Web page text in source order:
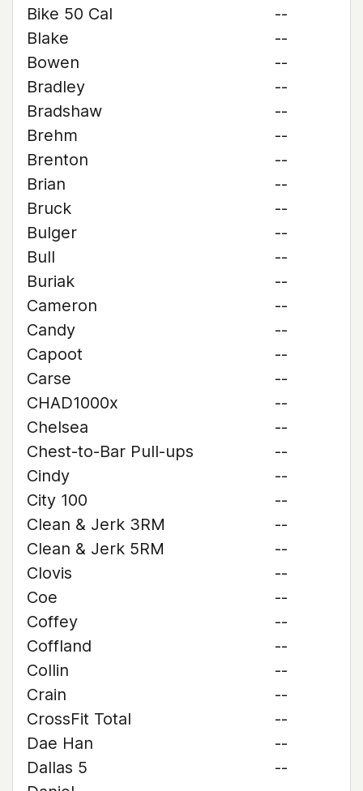
Bike 50 Cal
--
Blake
--
Bowen
--
Bradley
--
Bradshaw
--
Brehm
--
Brenton
--
Brian
--
Bruck
--
Bulger
--
Bull
--
Buriak
--
Cameron
--
Candy
--
Capoot
--
Carse
--
CHAD1000x
--
Chelsea
--
Chest-to-Bar Pull-ups
--
Cindy
--
City 100
--
Clean & Jerk 3RM
--
Clean & Jerk 5RM
--
Clovis
--
Coe
--
Coffey
--
Coffland
--
Collin
--
Crain
--
CrossFit Total
--
Dae Han
--
Dallas 5
--